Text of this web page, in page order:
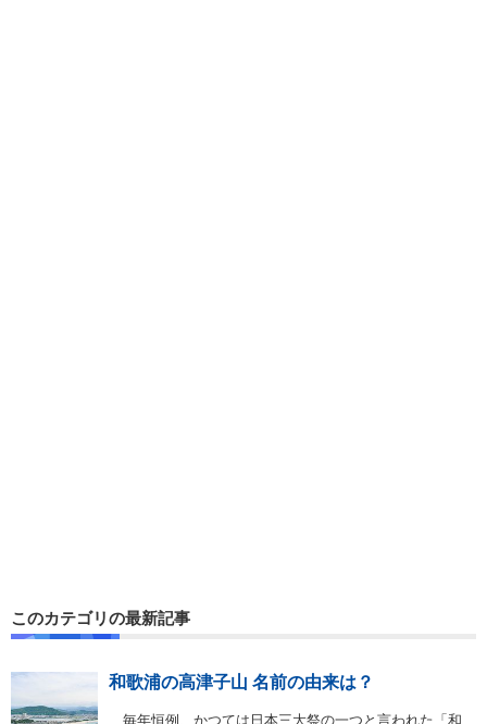
このカテゴリの最新記事
和歌浦の高津子山 名前の由来は？
毎年恒例、かつては日本三大祭の一つと言われた「和